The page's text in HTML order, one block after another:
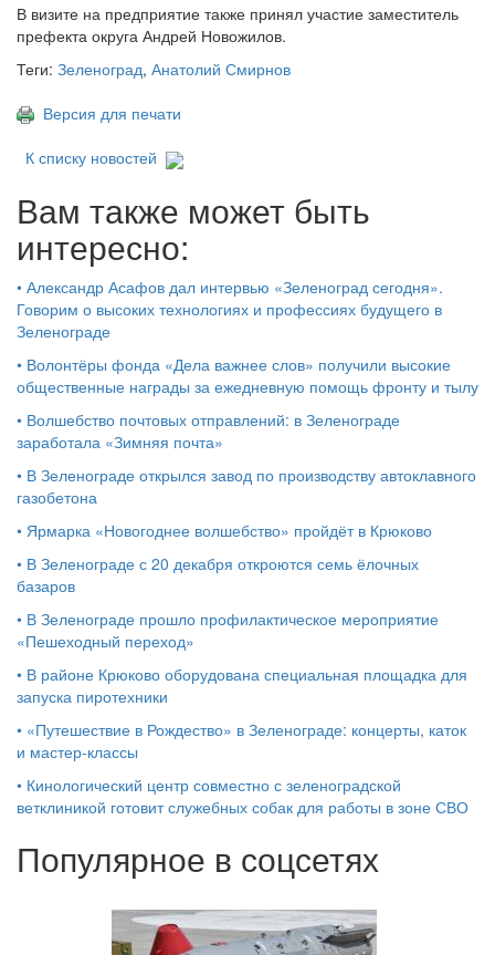
В визите на предприятие также принял участие заместитель
префекта округа Андрей Новожилов.
Теги: Зеленоград, Анатолий Смирнов
Версия для печати
К списку новостей
Вам также может быть
интересно:
• Александр Асафов дал интервью «Зеленоград сегодня».
Говорим о высоких технологиях и профессиях будущего в
Зеленограде
• Волонтёры фонда «Дела важнее слов» получили высокие
общественные награды за ежедневную помощь фронту и тылу
• Волшебство почтовых отправлений: в Зеленограде
заработала «Зимняя почта»
• В Зеленограде открылся завод по производству автоклавного
газобетона
• Ярмарка «Новогоднее волшебство» пройдёт в Крюково
• В Зеленограде с 20 декабря откроются семь ёлочных
базаров
• В Зеленограде прошло профилактическое мероприятие
«Пешеходный переход»
• В районе Крюково оборудована специальная площадка для
запуска пиротехники
• «Путешествие в Рождество» в Зеленограде: концерты, каток
и мастер‑классы
• Кинологический центр совместно с зеленоградской
ветклиникой готовит служебных собак для работы в зоне СВО
Популярное в соцсетях